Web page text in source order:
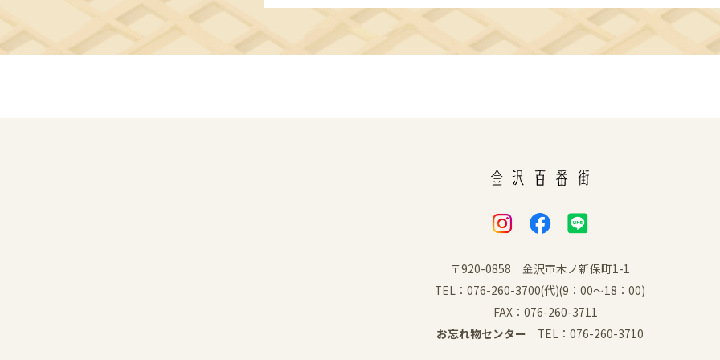
〒920-0858 金沢市木ノ新保町1-1
TEL：076-260-3700(代)(9：00～18：00)
FAX：076-260-3711
お忘れ物センター TEL：076-260-3710